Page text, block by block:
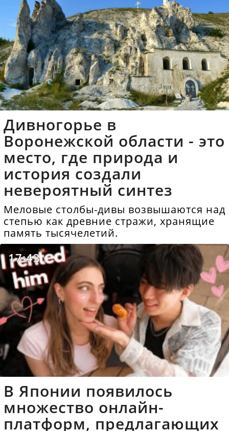
Дивногорье в
Воронежской области - это
место, где природа и
история создали
невероятный синтез
Меловые столбы-дивы возвышаются над
степью как древние стражи, хранящие
память тысячелетий.
17:43
В Японии появилось
множество онлайн-
платформ, предлагающих